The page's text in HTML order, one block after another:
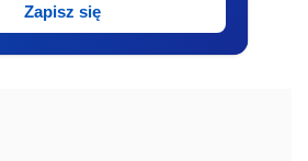
Zapisz się